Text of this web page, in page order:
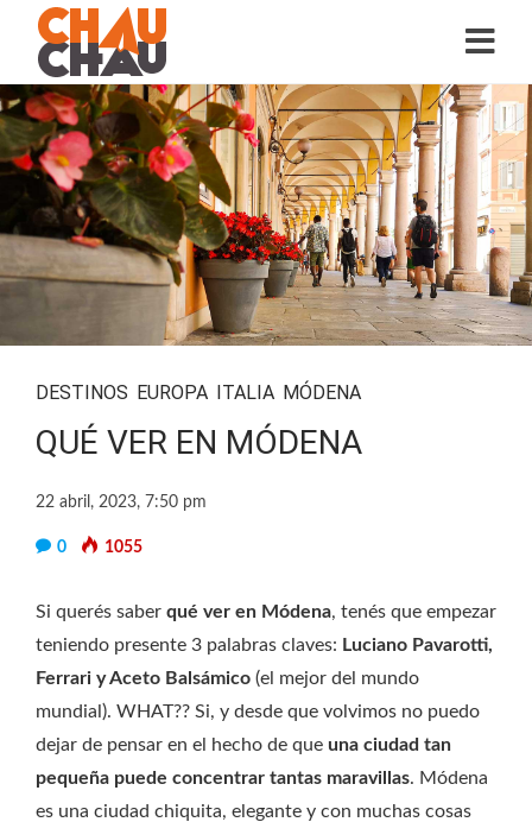
DESTINOS EUROPA ITALIA MÓDENA
QUÉ VER EN MÓDENA
22 abril, 2023, 7:50 pm
0 1055
Si querés saber qué ver en Módena, tenés que empezar
teniendo presente 3 palabras claves: Luciano Pavarotti,
Ferrari y Aceto Balsámico (el mejor del mundo
mundial). WHAT?? Si, y desde que volvimos no puedo
dejar de pensar en el hecho de que una ciudad tan
pequeña puede concentrar tantas maravillas. Módena
es una ciudad chiquita, elegante y con muchas cosas